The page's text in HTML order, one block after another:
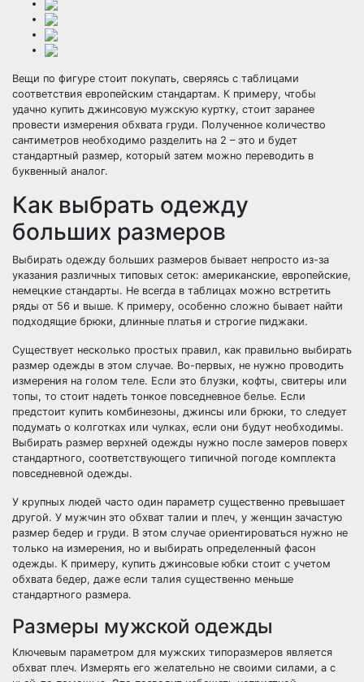
Вещи по фигуре стоит покупать, сверяясь с таблицами
соответствия европейским стандартам. К примеру, чтобы
удачно купить джинсовую мужскую куртку, стоит заранее
провести измерения обхвата груди. Полученное количество
сантиметров необходимо разделить на 2 – это и будет
стандартный размер, который затем можно переводить в
буквенный аналог.
Как выбрать одежду
больших размеров
Выбирать одежду больших размеров бывает непросто из-за
указания различных типовых сеток: американские, европейские,
немецкие стандарты. Не всегда в таблицах можно встретить
ряды от 56 и выше. К примеру, особенно сложно бывает найти
подходящие брюки, длинные платья и строгие пиджаки.
Существует несколько простых правил, как правильно выбирать
размер одежды в этом случае. Во-первых, не нужно проводить
измерения на голом теле. Если это блузки, кофты, свитеры или
топы, то стоит надеть тонкое повседневное белье. Если
предстоит купить комбинезоны, джинсы или брюки, то следует
подумать о колготках или чулках, если они будут необходимы.
Выбирать размер верхней одежды нужно после замеров поверх
стандартного, соответствующего типичной погоде комплекта
повседневной одежды.
У крупных людей часто один параметр существенно превышает
другой. У мужчин это обхват талии и плеч, у женщин зачастую
размер бедер и груди. В этом случае ориентироваться нужно не
только на измерения, но и выбирать определенный фасон
одежды. К примеру, купить джинсовые юбки стоит с учетом
обхвата бедер, даже если талия существенно меньше
стандартного размера.
Размеры мужской одежды
Ключевым параметром для мужских типоразмеров является
обхват плеч. Измерять его желательно не своими силами, а с